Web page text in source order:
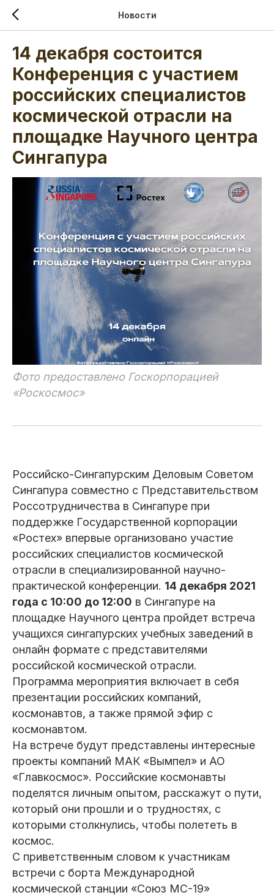
Новости
14 декабря состоится
Конференция с участием
российских специалистов
космической отрасли на
площадке Научного центра
Сингапура
Фото предоставлено Госкорпорацией
«Роскосмос»
Российско-Сингапурским Деловым Советом
Сингапура совместно с Представительством
Россотрудничества в Сингапуре при
поддержке Государственной корпорации
«Ростех» впервые организовано участие
российских специалистов космической
отрасли в специализированной научно-
практической конференции. 14 декабря 2021
года с 10:00 до 12:00 в Сингапуре на
площадке Научного центра пройдет встреча
учащихся сингапурских учебных заведений в
онлайн формате с представителями
российской космической отрасли.
Программа мероприятия включает в себя
презентации российских компаний,
космонавтов, а также прямой эфир с
космонавтом.
На встрече будут представлены интересные
проекты компаний МАК «Вымпел» и АО
«Главкосмос». Российские космонавты
поделятся личным опытом, расскажут о пути,
который они прошли и о трудностях, с
которыми столкнулись, чтобы полететь в
космос.
С приветственным словом к участникам
встречи с борта Международной
космической станции «Союз МС-19»